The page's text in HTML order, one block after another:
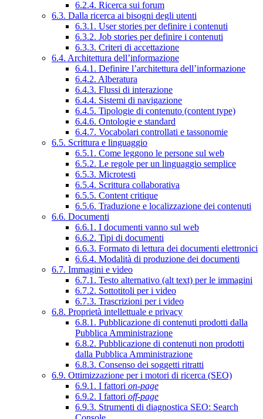
6.2.4. Ricerca sui forum
6.3. Dalla ricerca ai bisogni degli utenti
6.3.1. User stories per definire i contenuti
6.3.2. Job stories per definire i contenuti
6.3.3. Criteri di accettazione
6.4. Architettura dell’informazione
6.4.1. Definire l’architettura dell’informazione
6.4.2. Alberatura
6.4.3. Flussi di interazione
6.4.4. Sistemi di navigazione
6.4.5. Tipologie di contenuto (content type)
6.4.6. Ontologie e standard
6.4.7. Vocabolari controllati e tassonomie
6.5. Scrittura e linguaggio
6.5.1. Come leggono le persone sul web
6.5.2. Le regole per un linguaggio semplice
6.5.3. Microtesti
6.5.4. Scrittura collaborativa
6.5.5. Content critique
6.5.6. Traduzione e localizzazione dei contenuti
6.6. Documenti
6.6.1. I documenti vanno sul web
6.6.2. Tipi di documenti
6.6.3. Formato di lettura dei documenti elettronici
6.6.4. Modalità di produzione dei documenti
6.7. Immagini e video
6.7.1. Testo alternativo (alt text) per le immagini
6.7.2. Sottotitoli per i video
6.7.3. Trascrizioni per i video
6.8. Proprietà intellettuale e privacy
6.8.1. Pubblicazione di contenuti prodotti dalla
Pubblica Amministrazione
6.8.2. Pubblicazione di contenuti non prodotti
dalla Pubblica Amministrazione
6.8.3. Consenso dei soggetti ritratti
6.9. Ottimizzazione per i motori di ricerca (SEO)
6.9.1. I fattori on-page
6.9.2. I fattori off-page
6.9.3. Strumenti di diagnostica SEO: Search